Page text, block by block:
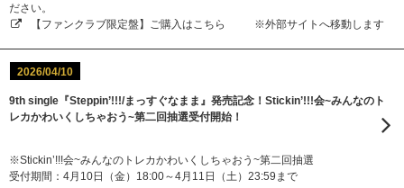
ださい。
【ファンクラブ限定盤】ご購入はこちら
※外部サイトへ移動します
2026/04/10
9th single『Steppin’!!!/まっすぐなまま』発売記念！Stickin’!!!会~みんなのト
レカかわいくしちゃおう~第二回抽選受付開始！
※Stickin’!!!会~みんなのトレカかわいくしちゃおう~第二回抽選
受付期間：4月10日（金）18:00～4月11日（土）23:59まで